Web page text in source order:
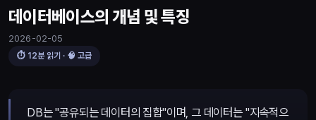
데이터베이스의 개념 및 특징
2026-02-05
⏱ 12분 읽기 · 🧠 고급
데이터베이스의 개념 및 특징
DB는 "공유되는 데이터의 집합"이며, 그 데이터는 "지속적으